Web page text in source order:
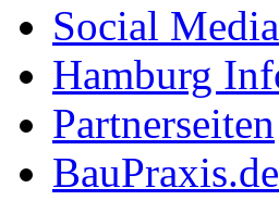
Social
Hamburg
Partnerseiten